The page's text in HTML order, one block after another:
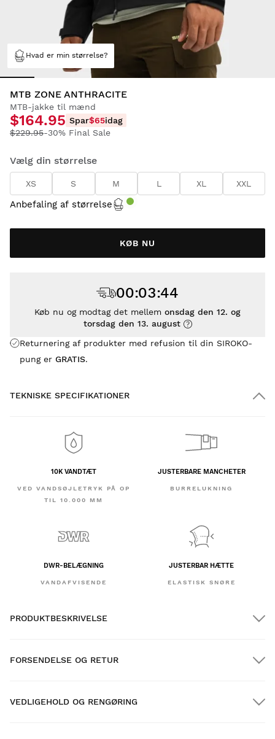
Hvad er min størrelse?
MTB ZONE ANTHRACITE
MTB-jakke til mænd
$164.95 Spar$65idag
$229.95-30% Final Sale
Vælg din størrelse
XS S M L XL XXL
Anbefaling af størrelse
KØB NU
Returnering af produkter med refusion til din SIROKO-
pung er GRATIS.
00:03:43
Køb nu og modtag det mellem onsdag den 12. og
torsdag den 13. august
TEKNISKE SPECIFIKATIONER
10K VANDTÆT
VED VANDSØJLETRYK PÅ OP
TIL 10.000 MM
JUSTERBARE MANCHETER
BURRELUKNING
DWR-BELÆGNING
VANDAFVISENDE
JUSTERBAR HÆTTE
ELASTISK SNØRE
PRODUKTBESKRIVELSE
FORSENDELSE OG RETUR
VEDLIGEHOLD OG RENGØRING